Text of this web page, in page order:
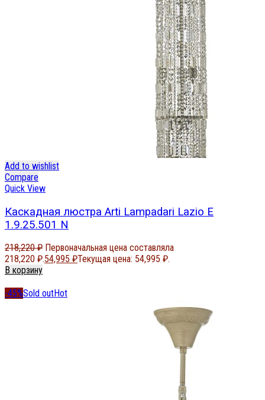
Add to wishlist
Compare
Quick View
Каскадная люстра Arti Lampadari Lazio E
1.9.25.501 N
218,220₽ Первоначальная цена составляла
218,220 ₽.54,995 ₽Текущая цена: 54,995 ₽.
В корзину
-45%Sold outHot